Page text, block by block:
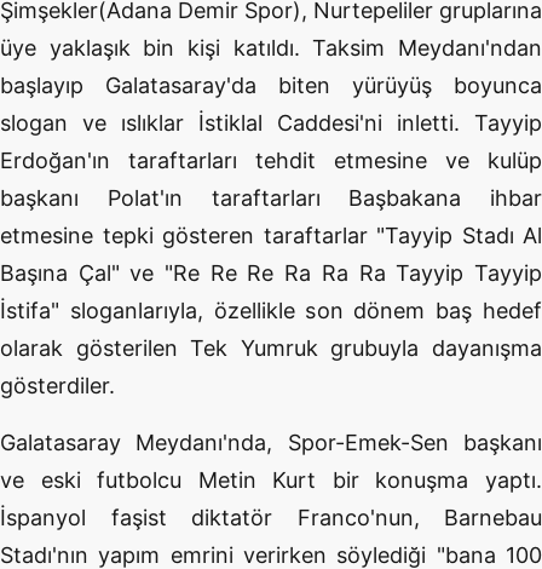
Şimşekler(Adana Demir Spor), Nurtepeliler gruplarına
üye yaklaşık bin kişi katıldı. Taksim Meydanı'ndan
başlayıp Galatasaray'da biten yürüyüş boyunca
slogan ve ıslıklar İstiklal Caddesi'ni inletti. Tayyip
Erdoğan'ın taraftarları tehdit etmesine ve kulüp
başkanı Polat'ın taraftarları Başbakana ihbar
etmesine tepki gösteren taraftarlar "Tayyip Stadı Al
Başına Çal" ve "Re Re Re Ra Ra Ra Tayyip Tayyip
İstifa" sloganlarıyla, özellikle son dönem baş hedef
olarak gösterilen Tek Yumruk grubuyla dayanışma
gösterdiler.
Galatasaray Meydanı'nda, Spor-Emek-Sen başkanı
ve eski futbolcu Metin Kurt bir konuşma yaptı.
İspanyol faşist diktatör Franco'nun, Barnebau
Stadı'nın yapım emrini verirken söylediği "bana 100